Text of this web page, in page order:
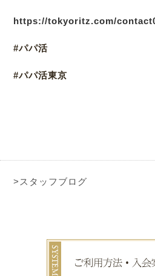
https://tokyoritz.com/contact
#パパ活
#パパ活東京
>スタッフブログ